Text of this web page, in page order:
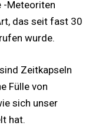
-Meteoriten
das seit fast 30
wurde.
Zeitkapseln
Fülle von
sich unser
hat.